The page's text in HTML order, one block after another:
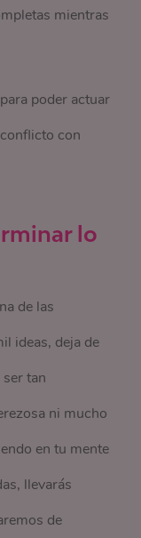
mientras
poder actuar
con
lo
de las
ideas, deja de
tan
ni mucho
en tu mente
llevarás
de